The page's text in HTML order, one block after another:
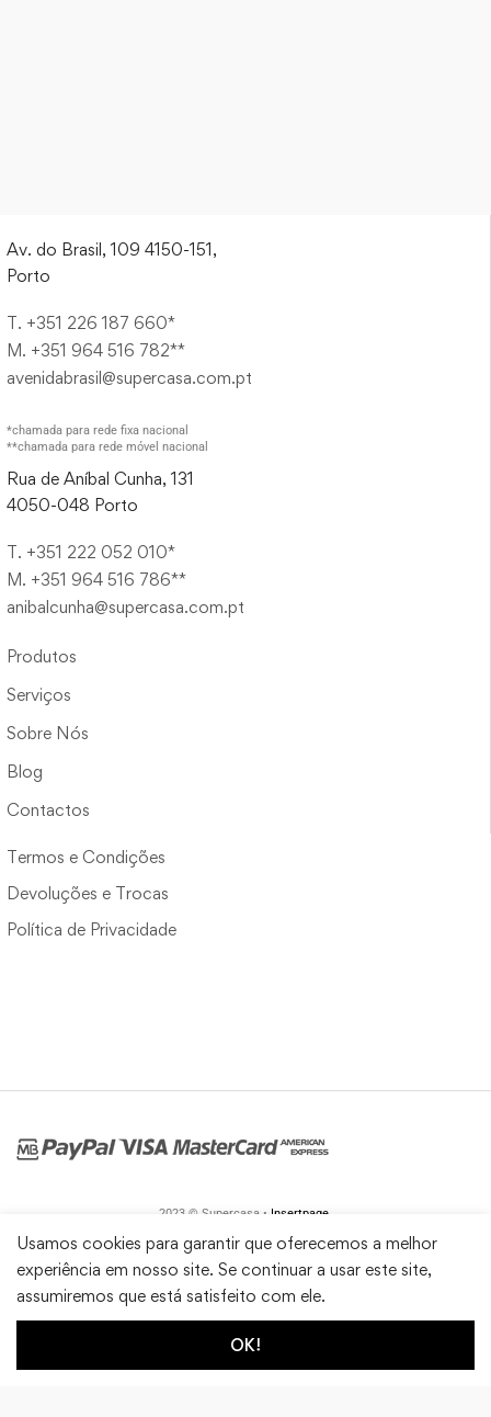
Av. do Brasil, 109 4150-151,
Porto
T. +351 226 187 660*
M. +351 964 516 782**
avenidabrasil@supercasa.com.pt
*chamada para rede fixa nacional
**chamada para rede móvel nacional
Rua de Aníbal Cunha, 131
4050-048 Porto
T. +351 222 052 010*
M. +351 964 516 786**
anibalcunha@supercasa.com.pt
Produtos
Serviços
Sobre Nós
Blog
Contactos
Termos e Condições
Devoluções e Trocas
Política de Privacidade
2023 © Supercasa • Insertpage
Usamos cookies para garantir que oferecemos a melhor
experiência em nosso site. Se continuar a usar este site,
assumiremos que está satisfeito com ele.
OK!
1